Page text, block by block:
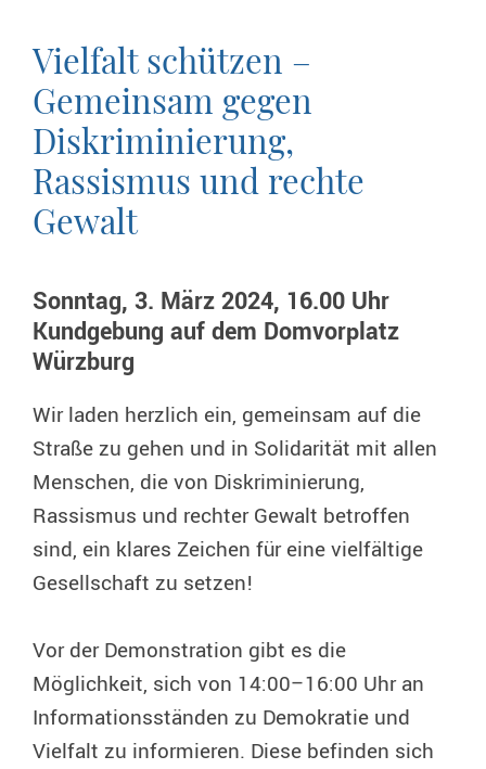
Vielfalt schützen –
Gemeinsam gegen
Diskriminierung,
Rassismus und rechte
Gewalt
Sonntag, 3. März 2024, 16.00 Uhr
Kundgebung auf dem Domvorplatz
Würzburg
Wir laden herzlich ein, gemeinsam auf die
Straße zu gehen und in Solidarität mit allen
Menschen, die von Diskriminierung,
Rassismus und rechter Gewalt betroffen
sind, ein klares Zeichen für eine vielfältige
Gesellschaft zu setzen!
Vor der Demonstration gibt es die
Möglichkeit, sich von 14:00–16:00 Uhr an
Informationsständen zu Demokratie und
Vielfalt zu informieren. Diese befinden sich